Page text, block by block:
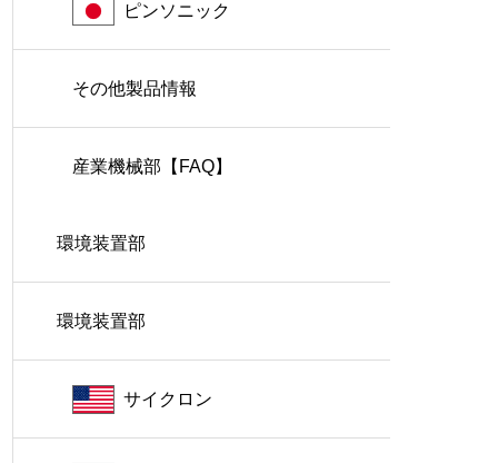
ピンソニック
その他製品情報
産業機械部【FAQ】
環境装置部
環境装置部
サイクロン